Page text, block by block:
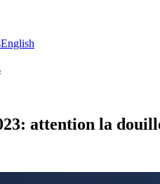
English
attention la